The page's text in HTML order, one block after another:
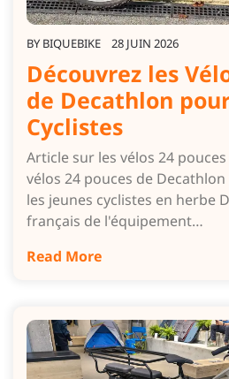
BY BIQUEBIKE 28 JUIN 2026
Découvrez les
de Decathlon
Cyclistes
Article sur les vélos 24
vélos 24 pouces de
les jeunes cyclistes en herbe
français de l'équipement…
Read More